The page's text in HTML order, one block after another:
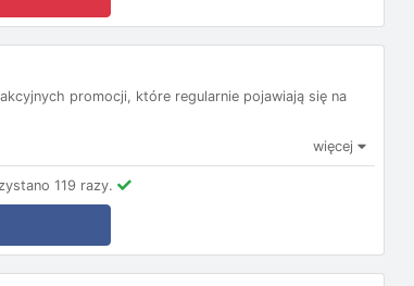
promocji, które regularnie pojawiają się na
więcej
119 razy.